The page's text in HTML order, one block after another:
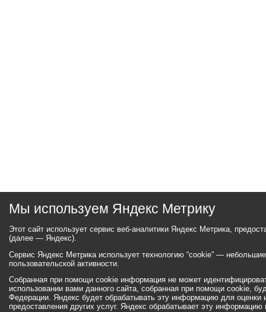
Мы используем Яндекс Метрику
Этот сайт использует сервис веб-аналитики Яндекс Метрика,
(далее — Яндекс).
Сервис Яндекс Метрика использует технологию “cookie” —
пользовательской активности.
Собранная при помощи cookie информация не может
использовании вами данного сайта, собранная при помощи cookie,
Федерации. Яндекс будет обрабатывать эту информацию для оценки
предоставления других услуг. Яндекс обрабатывает эту